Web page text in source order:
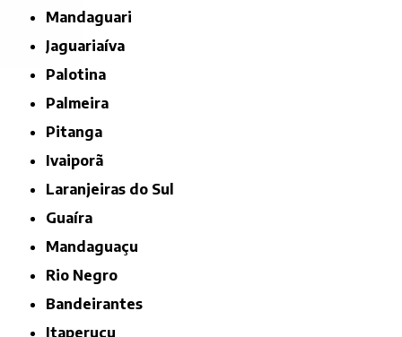
Mandaguari
Jaguariaíva
Palotina
Palmeira
Pitanga
Ivaiporã
Laranjeiras do Sul
Guaíra
Mandaguaçu
Rio Negro
Bandeirantes
Itaperuçu